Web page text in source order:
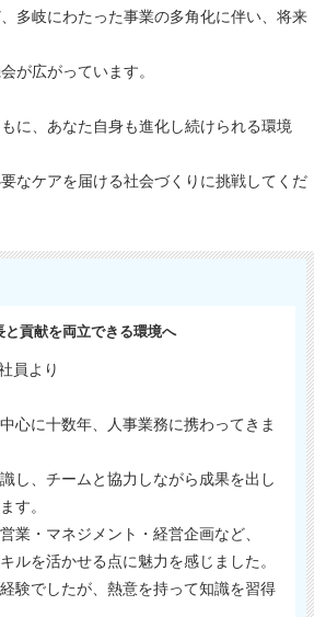
多岐にわたった事業の多角化に伴い、将来
が広がっています。
に、あなた自身も進化し続けられる環境
なケアを届ける社会づくりに挑戦してくだ
と貢献を両立できる環境へ
員より
心に十数年、人事業務に携わってきま
し、チームと協力しながら成果を出し
す。
業・マネジメント・経営企画など、
ルを活かせる点に魅力を感じました。
験でしたが、熱意を持って知識を習得